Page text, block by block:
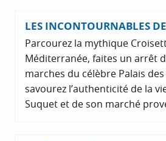
LES INCONTOURNABLES
Parcourez la mythique
Méditerranée, faites un arrêt
marches du célèbre Palais
savourez l’authenticité de la
Suquet et de son marché